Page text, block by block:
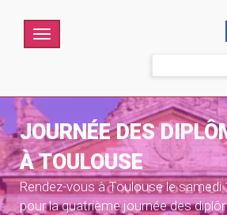
Menu
JOURNÉE DES
À TOULOUSE
Rendez-vous à Toulouse le samedi
pour la quatrième journée des